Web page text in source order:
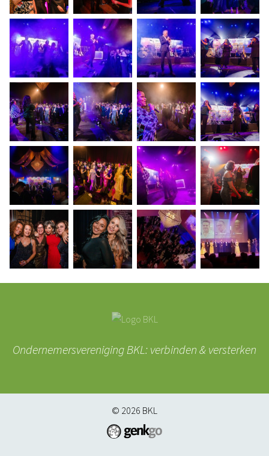
Ondernemersvereniging BKL: verbinden & versterken
© 2026 BKL